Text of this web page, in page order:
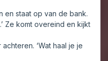
en staat op van de bank.
Ze komt overeind en kijkt
achteren. ‘Wat haal je je